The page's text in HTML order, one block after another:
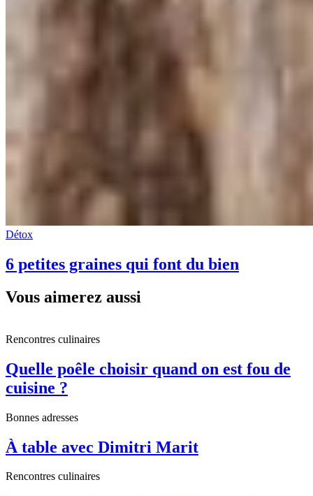
Détox
6 petites graines qui font du bien
Vous aimerez aussi
Rencontres culinaires
Quelle poêle choisir quand on est fou de
cuisine ?
Bonnes adresses
À table avec Dimitri Marit
Rencontres culinaires